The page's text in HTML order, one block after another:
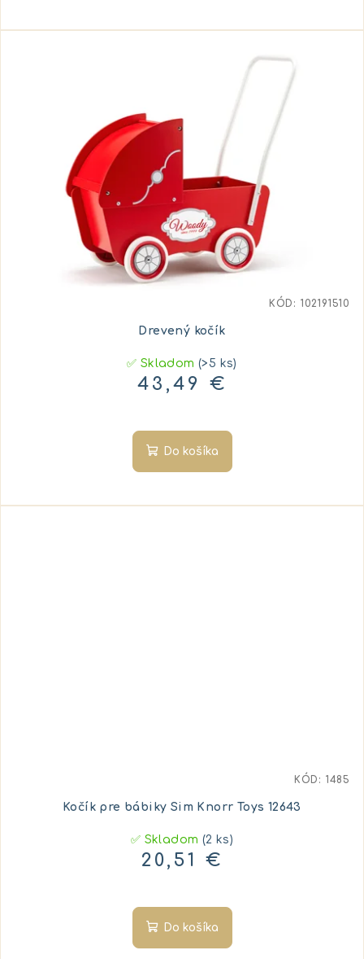
Drevený kočík
✅ Skladom(>5 ks)
43,49 €
Do košíka
KÓD: 102191510
Kočík pre bábiky Sim Knorr Toys 12643
✅ Skladom (2 ks)
20,51 €
Do košíka
KÓD: 1485